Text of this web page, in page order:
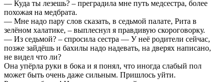
— Куда ты лезешь? – преградила мне путь медсестра, более
похожая на медбрата.
— Мне надо пару слов сказать, в седьмой палате, Рита в
зелёном халатике, – выплеснул я правдивую скороговорку.
— Из седьмой? – спросила сестра — У неё родители сейчас,
позже зайдёшь и бахилы надо надевать, на дверях написано,
не видел что ли?
Она упёрла руки в бока и я понял, что иногда слабый пол
может быть очень даже сильным. Пришлось уйти.